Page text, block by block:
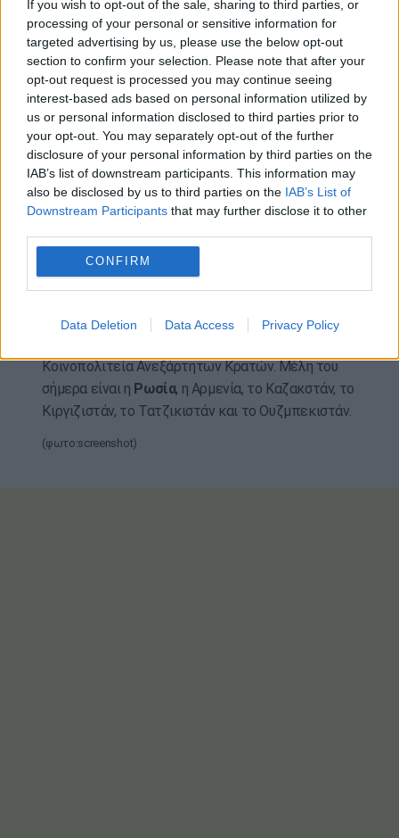
If you wish to opt-out of the sale, sharing to third parties, or
processing of your personal or sensitive information for
targeted advertising by us, please use the below opt-out
section to confirm your selection. Please note that after your
opt-out request is processed you may continue seeing
interest-based ads based on personal information utilized by
us or personal information disclosed to third parties prior to
your opt-out. You may separately opt-out of the further
disclosure of your personal information by third parties on the
IAB’s list of downstream participants. This information may
also be disclosed by us to third parties on the IAB’s List of
Downstream Participants that may further disclose it to other
CONFIRM
Data Deletion Data Access Privacy Policy
τη Ρωσία, την Κίνα , τη Συρία, το Αζερμπαϊτζάν.
Η ένταξη της Τουρκίας στο ΝΑΤΟ ξεκίνησε τη
διαδικασία του δυτικού ελέγχου της Τουρκίας. Η
ένταξη της Τουρκίας στο ΝΑΤΟ δεν έκανε παρά
μόνο κακό στην Τουρκία. Τώρα ήρθε η ώρα η
αποχώρηση από το ΝΑΤΟ να γίνει αναγκαιότητα
Η στρατηγική του ΝΑΤΟ έχει στόχο να διχάσει τον
κόσμο, να σπείρει τον πόλεμο.Η μετάβαση από το
ΝΑΤΟ στον CSTO(σ.σ. σε Συμμαχία με Ρωσία
δηλαδή)μπορεί να γίνει σημαντική για την
Τουρκία τα επόμενα χρόνια
Συλλογικής Ασφαλείας ( CSTO) είναι μία συμμαχία
Κοινοπολιτεία Ανεξάρτητων Κρατών. Μέλη του
σήμερα είναι η Ρωσία, η Αρμενία, το Καζακστάν, το
Κιργιζιστάν, το Τατζικιστάν και το Ουζμπεκιστάν.
(φωτο:screenshot)